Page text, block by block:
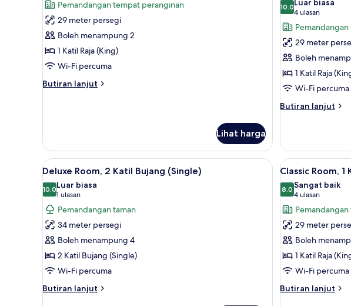
(King)
(Mansion)
(King)
foto
untuk
Superior
Room,
1
Raja
Pemandangan tempat peranginan
29 meter persegi
Boleh menampung 2
1 Katil Raja (King)
Wi-Fi percuma
Butiran lanjut
Butiran
Katil
Raja
(King)
Lihat harga
foto
untuk
Superior
Room,
1
Katil
Raja
(King)
10.010.0 daripada 10
Luar biasa
4 ulasan
(4
ulasan)
29 meter
Boleh
1 Katil Raja
Wi-Fi percuma
Butiran lanjut
Butiran
Room,
Katil
Raja
(King)
Lihat
semua
foto
untuk
Deluxe
Room,
2
Katil
Bujang
(Single)
Deluxe Room, 2 Katil Bujang (Single) | Peralatan
2
Deluxe Room, 2 Katil Bujang (Single)
10.010.0 daripada 10
Luar biasa
1 ulasan
(1
ulasan)
Pemandangan taman
34 meter persegi
Boleh menampung 4
2 Katil Bujang (Single)
Wi-Fi percuma
Butiran lanjut
Butiran
Lihat
semua
foto
untuk
Classic
Room,
1
Katil
Raja
(King)
4
Classic Room, 1
8.08.0 daripada 10
Sangat baik
4 ulasan
(4
ulasan)
29 meter
Boleh
1 Katil Raja
Wi-Fi percuma
Butiran lanjut
Butiran